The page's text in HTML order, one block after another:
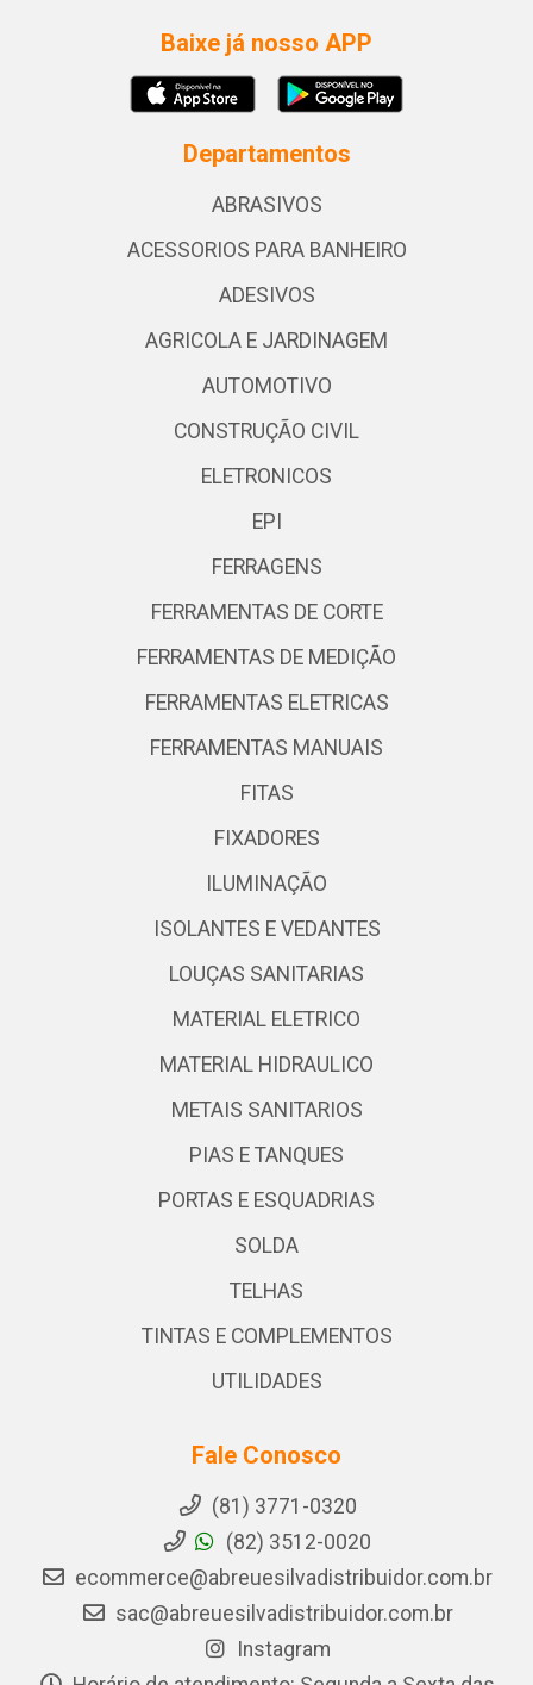
Baixe já nosso APP
Departamentos
ABRASIVOS
ACESSORIOS PARA BANHEIRO
ADESIVOS
AGRICOLA E JARDINAGEM
AUTOMOTIVO
CONSTRUÇÃO CIVIL
ELETRONICOS
EPI
FERRAGENS
FERRAMENTAS DE CORTE
FERRAMENTAS DE MEDIÇÃO
FERRAMENTAS ELETRICAS
FERRAMENTAS MANUAIS
FITAS
FIXADORES
ILUMINAÇÃO
ISOLANTES E VEDANTES
LOUÇAS SANITARIAS
MATERIAL ELETRICO
MATERIAL HIDRAULICO
METAIS SANITARIOS
PIAS E TANQUES
PORTAS E ESQUADRIAS
SOLDA
TELHAS
TINTAS E COMPLEMENTOS
UTILIDADES
Fale Conosco
(81) 3771-0320
(82) 3512-0020
ecommerce@abreuesilvadistribuidor.com.br
sac@abreuesilvadistribuidor.com.br
Instagram